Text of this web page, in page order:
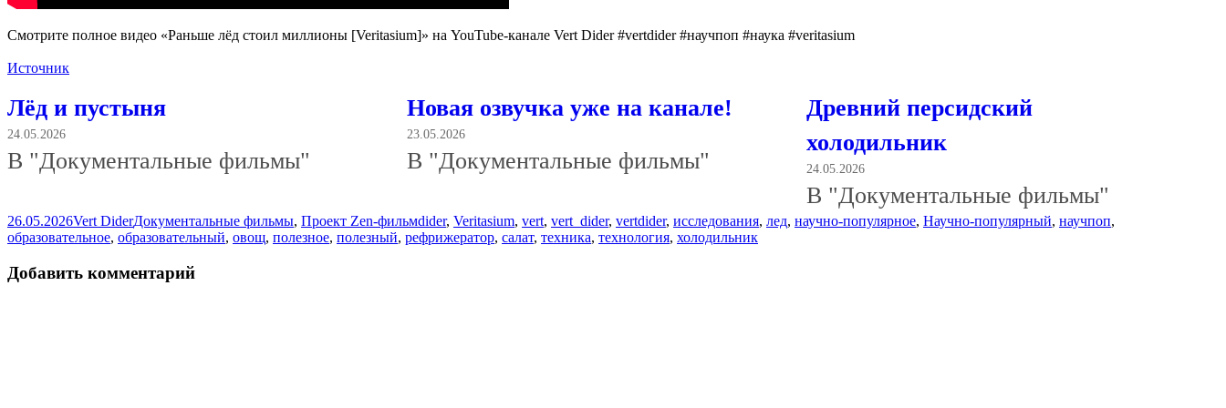
Смотрите полное видео «Раньше лёд стоил миллионы [Veritasium]» на YouTube-канале Vert Dider #vertdider #научпоп #наука #veritasium
Источник
Лёд и пустыня
24.05.2026
В "Документальные фильмы"
Новая озвучка уже на канале!
23.05.2026
В "Документальные фильмы"
Древний персидский
холодильник
24.05.2026
В "Документальные фильмы"
Опубликовано
26.05.2026Автор
Vert DiderРубрики
Документальные фильмы, Проект Zen-фильмМетки
dider, Veritasium, vert, vert_dider, vertdider, исследования, лед, научно-популярное, Научно-популярный, научпоп,
образовательное, образовательный, овощ, полезное, полезный, рефрижератор, салат, техника, технология, холодильник
Добавить комментарий